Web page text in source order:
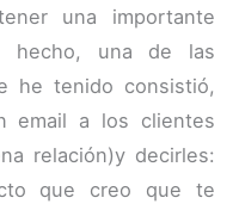
una importante
hecho, una de las
he tenido consistió,
email a los clientes
relación)y decirles:
que creo que te